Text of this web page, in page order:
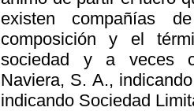
existen compañías
composición y el
sociedad y a veces
Naviera, S. A.,
indicando Sociedad